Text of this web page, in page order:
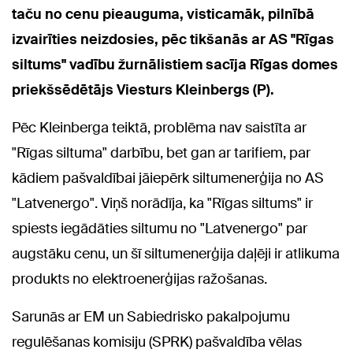
taču no cenu pieauguma, visticamāk, pilnībā
izvairīties neizdosies, pēc tikšanās ar AS "Rīgas
siltums" vadību žurnālistiem sacīja Rīgas domes
priekšsēdētājs Viesturs Kleinbergs (P).
Pēc Kleinberga teiktā, problēma nav saistīta ar
"Rīgas siltuma" darbību, bet gan ar tarifiem, par
kādiem pašvaldībai jāiepērk siltumenerģija no AS
"Latvenergo". Viņš norādīja, ka "Rīgas siltums" ir
spiests iegādāties siltumu no "Latvenergo" par
augstāku cenu, un šī siltumenerģija daļēji ir atlikuma
produkts no elektroenerģijas ražošanas.
Sarunās ar EM un Sabiedrisko pakalpojumu
regulēšanas komisiju (SPRK) pašvaldība vēlas